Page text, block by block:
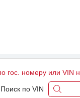
гос. номеру или VIN
Поиск по VIN